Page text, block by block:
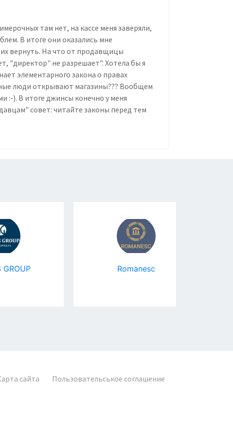
там нет, на кассе меня заверяли,
В итоге они оказались мне
вернуть. На что от продавщицы
"директор" не разрешает". Хотела бы я
элементарного закона о правах
люди открывают магазины??? Вообщем
:-). В итоге джинсы конечно у меня
совет: читайте законы перед тем
Romanesc
сайта Пользовательськое соглашение